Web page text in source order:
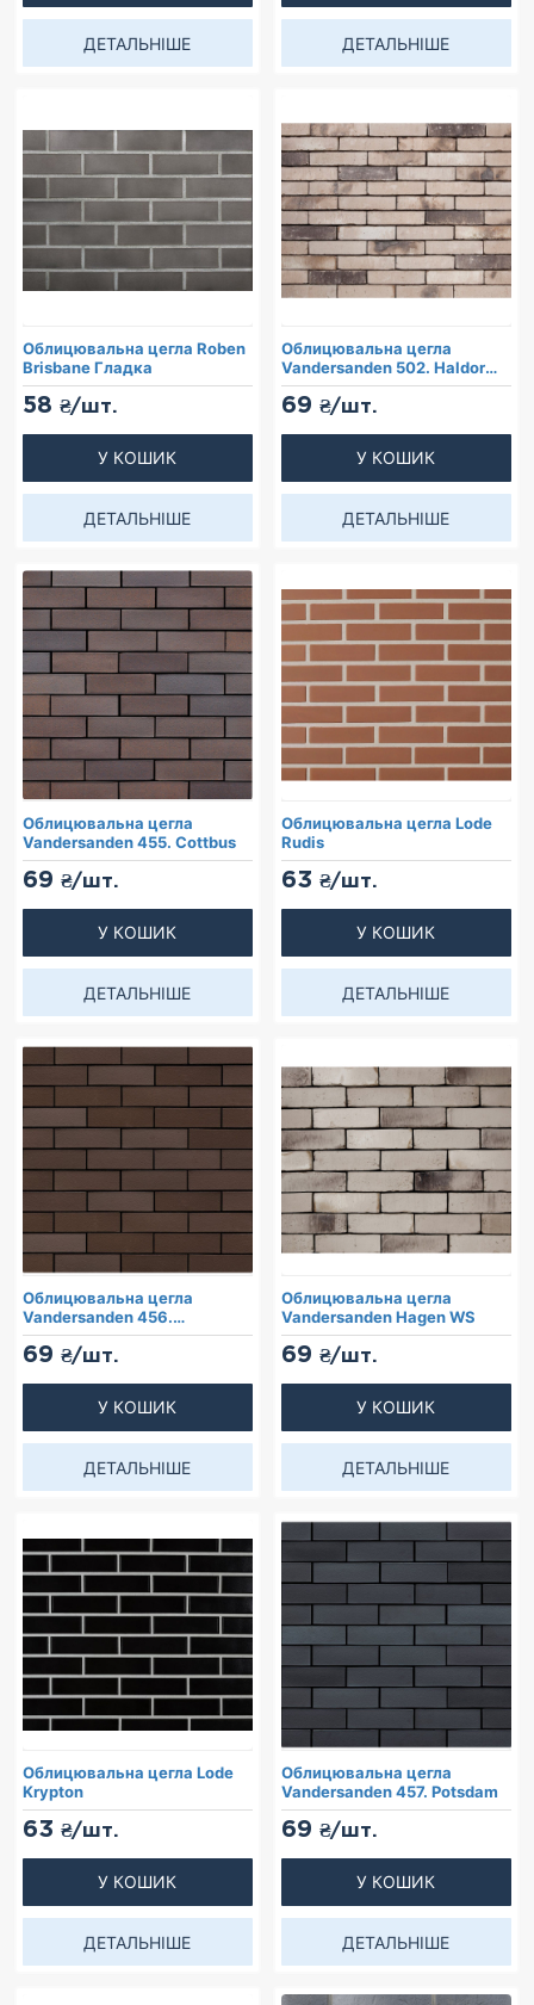
ДЕТАЛЬНІШЕ ДЕТАЛЬНІШЕ
Облицювальна цегла Roben
Brisbane Гладка
58 ₴/шт.
У КОШИК
ДЕТАЛЬНІШЕ
Облицювальна цегла
Vandersanden 502. Haldor
WS
69 ₴/шт.
У КОШИК
ДЕТАЛЬНІШЕ
Облицювальна цегла
Vandersanden 455. Cottbus
69 ₴/шт.
У КОШИК
ДЕТАЛЬНІШЕ
Облицювальна цегла Lode
Rudis
63 ₴/шт.
У КОШИК
ДЕТАЛЬНІШЕ
Облицювальна цегла
Vandersanden 456.
Schwarzburg
69 ₴/шт.
У КОШИК
ДЕТАЛЬНІШЕ
Облицювальна цегла
Vandersanden Hagen WS
69 ₴/шт.
У КОШИК
ДЕТАЛЬНІШЕ
Облицювальна цегла Lode
Krypton
63 ₴/шт.
У КОШИК
ДЕТАЛЬНІШЕ
Облицювальна цегла
Vandersanden 457. Potsdam
69 ₴/шт.
У КОШИК
ДЕТАЛЬНІШЕ